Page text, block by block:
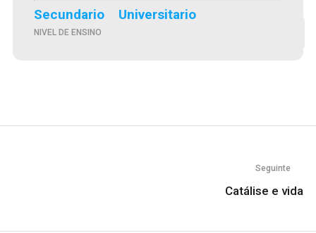
Secundario Universitario
NIVEL DE ENSINO
Seguinte
Catálise e vida